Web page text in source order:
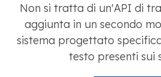
Non si tratta di un'API di
aggiunta in un secondo
sistema progettato
testo presenti sui